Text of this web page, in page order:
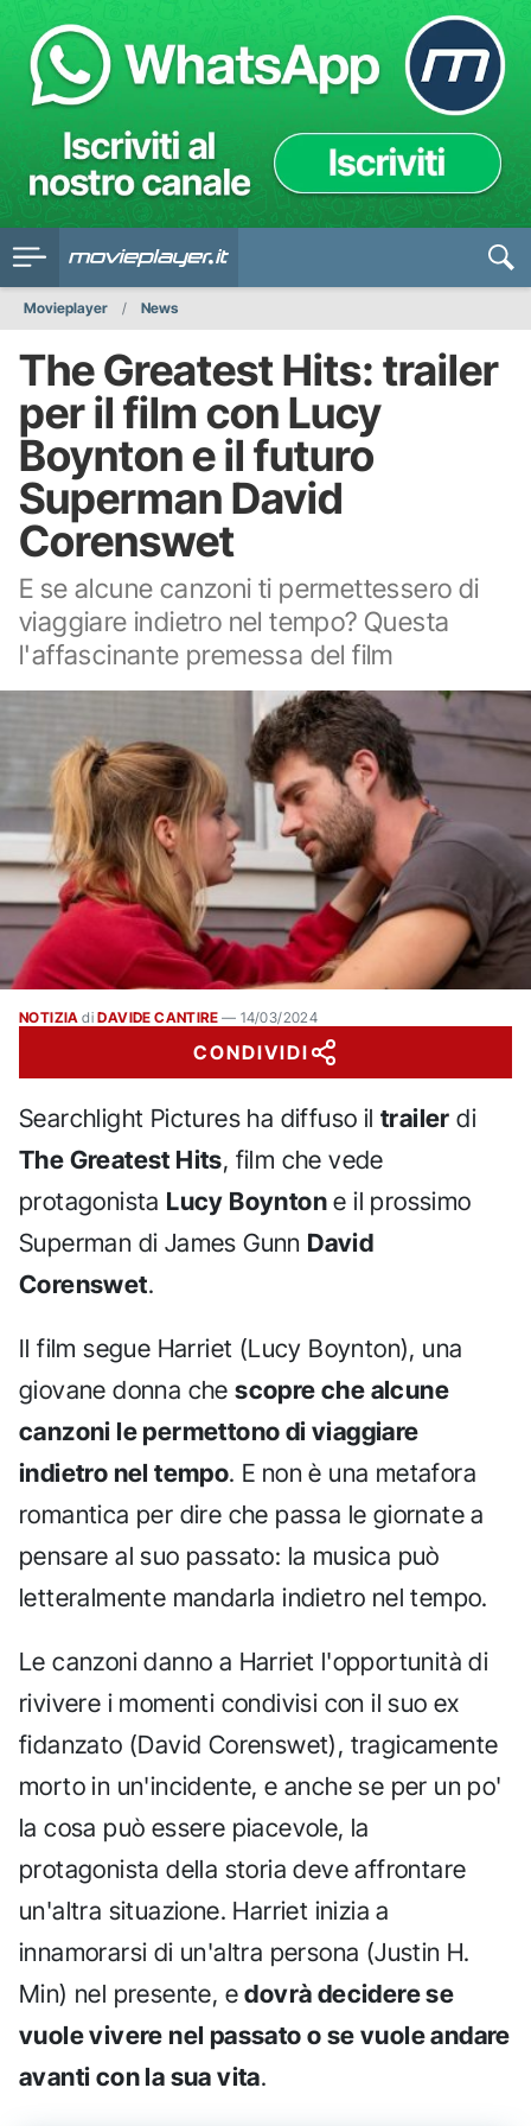
Movieplayer News
The Greatest Hits: trailer
per il film con Lucy
Boynton e il futuro
Superman David
Corenswet
E se alcune canzoni ti permettessero di
viaggiare indietro nel tempo? Questa
l'affascinante premessa del film
NOTIZIA di DAVIDE CANTIRE —14/03/2024
CONDIVIDI
Searchlight Pictures ha diffuso il trailer di
The Greatest Hits, film che vede
protagonista Lucy Boynton e il prossimo
Superman di James Gunn David
Corenswet.
Il film segue Harriet (Lucy Boynton), una
giovane donna chescopre che alcune
canzoni le permettono di viaggiare
indietro nel tempo. E non è una metafora
romantica per dire che passa le giornate a
pensare al suo passato: la musica può
letteralmente mandarla indietro nel tempo.
Le canzoni danno a Harriet l'opportunità di
rivivere i momenti condivisi con il suo ex
fidanzato (David Corenswet), tragicamente
morto in un'incidente, e anche se per un po'
la cosa può essere piacevole, la
protagonista della storia deve affrontare
un'altra situazione. Harriet inizia a
innamorarsi di un'altra persona (Justin H.
Min) nel presente, edovrà decidere se
vuole vivere nel passato o se vuole andare
avanti con la sua vita.